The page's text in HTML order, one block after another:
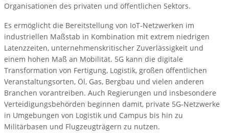
Organisationen des privaten und öffentlichen Sektors.
Es ermöglicht die Bereitstellung von IoT-Netzwerken im
industriellen Maßstab in Kombination mit extrem niedrigen
Latenzzeiten, unternehmenskritischer Zuverlässigkeit und
einem hohen Maß an Mobilität. 5G kann die digitale
Transformation von Fertigung, Logistik, großen öffentlichen
Veranstaltungsorten, Öl, Gas, Bergbau und vielen anderen
Branchen vorantreiben. Auch Regierungen und insbesondere
Verteidigungsbehörden beginnen damit, private 5G-Netzwerke
in Umgebungen von Logistik und Campus bis hin zu
Militärbasen und Flugzeugträgern zu nutzen.